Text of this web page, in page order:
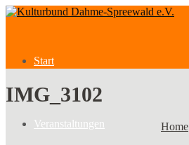
Start
Veranstaltungen
IMG_3102
Home